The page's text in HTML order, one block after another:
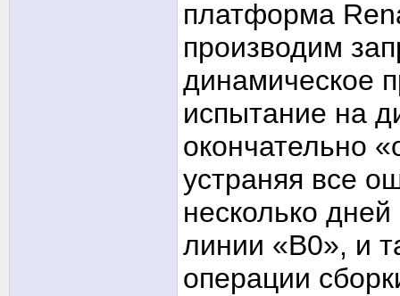
платформа
производим
динамическое
испытание на
окончательно
устраняя все
несколько
линии «B0», и
операции